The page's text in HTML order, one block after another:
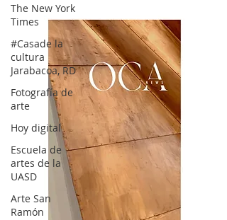
The New York
Times
#Casade la
cultura
Jarabacoa, RD
Fotografía de
arte
Hoy digital
Escuela de
artes de la
UASD
Arte San
Ramón